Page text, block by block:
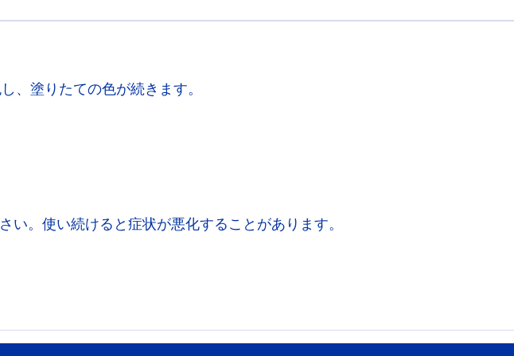
、塗りたての色が続きます。
。使い続けると症状が悪化することがあります。